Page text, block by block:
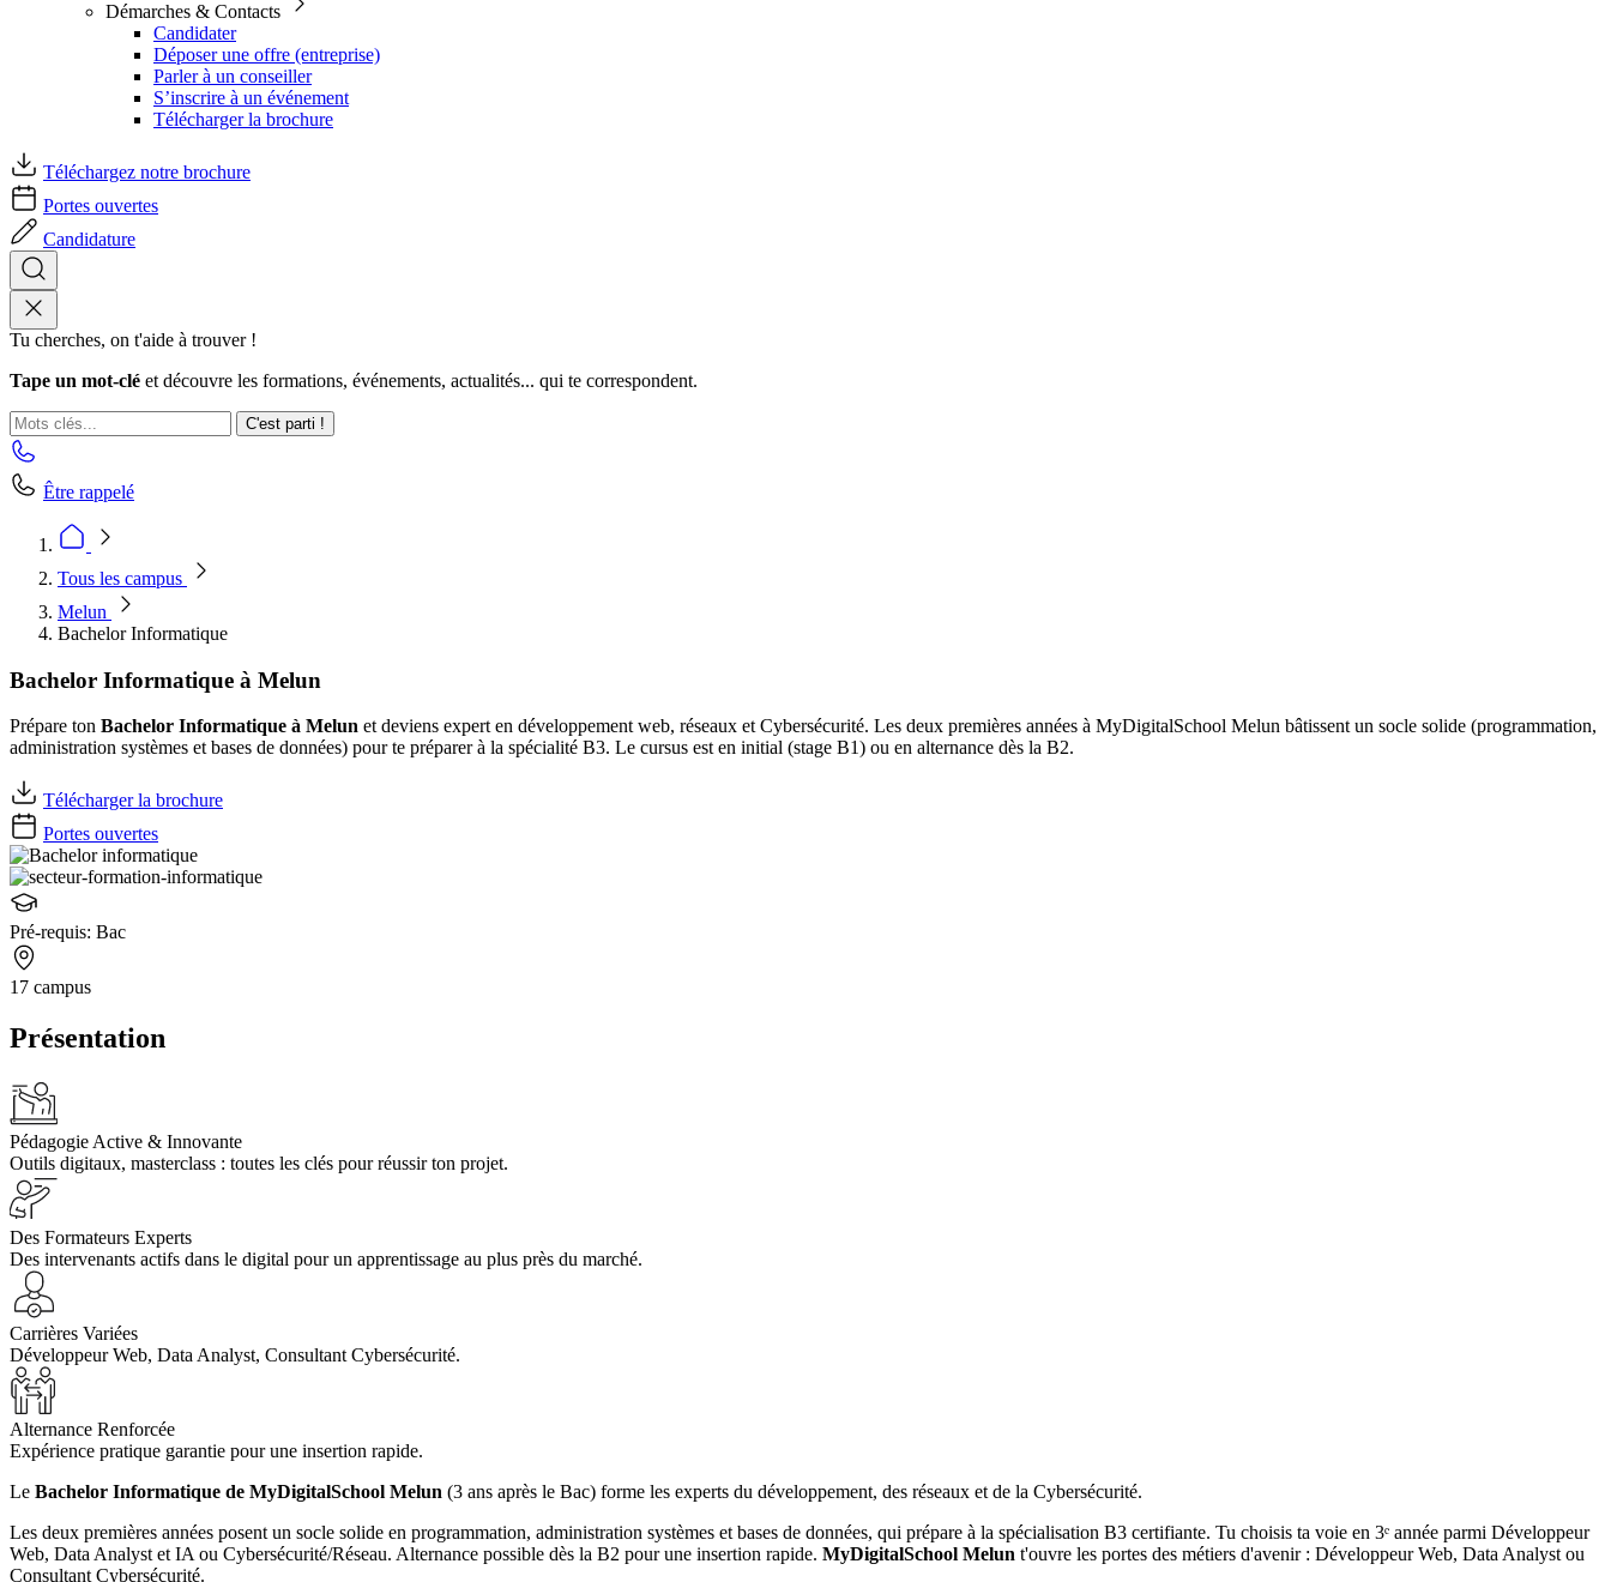
Démarches & Contacts
Candidater
Déposer une offre (entreprise)
Parler à un conseiller
S’inscrire à un événement
Télécharger la brochure
Téléchargez notre brochure
Portes ouvertes
Candidature
Tu cherches, on t'aide à trouver !
Tape un mot-clé et découvre les formations, événements, actualités... qui te correspondent.
C'est parti !
Être rappelé
Tous les campus
Melun
Bachelor Informatique
Bachelor Informatique à Melun
Prépare ton Bachelor Informatique à Melun et deviens expert en développement web, réseaux et Cybersécurité. Les deux premières années à MyDigitalSchool Melun bâtissent un socle solide (programmation,
administration systèmes et bases de données) pour te préparer à la spécialité B3. Le cursus est en initial (stage B1) ou en alternance dès la B2.
Télécharger la brochure
Portes ouvertes
Pré-requis: Bac
17 campus
Présentation
Pédagogie Active & Innovante
Outils digitaux, masterclass : toutes les clés pour réussir ton projet.
Des Formateurs Experts
Des intervenants actifs dans le digital pour un apprentissage au plus près du marché.
Carrières Variées
Développeur Web, Data Analyst, Consultant Cybersécurité.
Alternance Renforcée
Expérience pratique garantie pour une insertion rapide.
Le Bachelor Informatique de MyDigitalSchool Melun (3 ans après le Bac) forme les experts du développement, des réseaux et de la Cybersécurité.
Les deux premières années posent un socle solide en programmation, administration systèmes et bases de données, qui prépare à la spécialisation B3 certifiante. Tu choisis ta voie en 3ᵉ année parmi Développeur
Web, Data Analyst et IA ou Cybersécurité/Réseau. Alternance possible dès la B2 pour une insertion rapide. MyDigitalSchool Melun t'ouvre les portes des métiers d'avenir : Développeur Web, Data Analyst ou
Consultant Cybersécurité.